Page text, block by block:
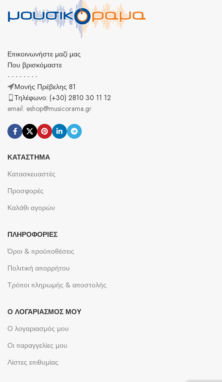
Επικοινωνήστε μαζί μας
Που βρισκόμαστε
- - - - - - - -
Μονής Πρέβελης 81
Τηλέφωνο: (+30) 2810 30 11 12
email: eshop@musicorama.gr
ΚΑΤΆΣΤΗΜΑ
Κατασκευαστές
Προσφορές
Καλάθι αγορών
ΠΛΗΡΟΦΟΡΊΕΣ
Όροι & προϋποθέσεις
Πολιτική απορρήτου
Τρόποι πληρωμής & αποστολής
Ο ΛΟΓΑΡΙΑΣΜΌΣ ΜΟΥ
Ο λογαριασμός μου
Οι παραγγελίες μου
Λίστες επιθυμίας